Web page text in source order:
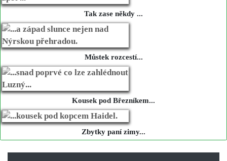
Tak zase někdy ...
Můstek rozcestí...
Kousek pod Březníkem...
Zbytky paní zimy...